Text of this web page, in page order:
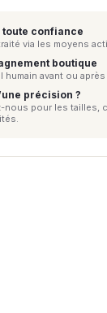
toute confiance
via les moyens
boutique
humain avant ou
précision ?
nous pour les tailles,